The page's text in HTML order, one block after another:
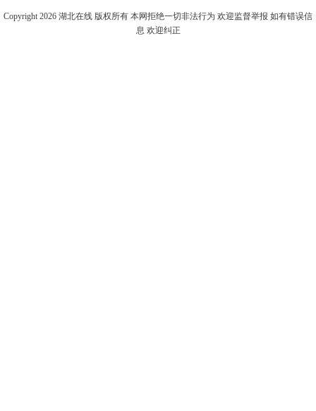
Copyright 2026 湖北在线 版权所有 本网拒绝一切非法行为 欢迎监督举报 如有错误信
息 欢迎纠正